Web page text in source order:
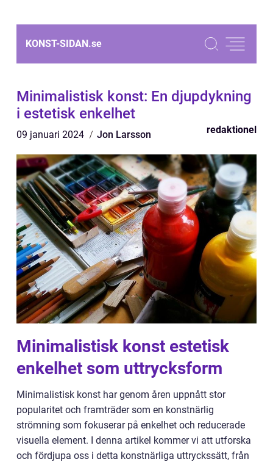
KONST-SIDAN.se
Minimalistisk konst: En djupdykning
i estetisk enkelhet
09 januari 2024 Jon Larsson redaktionel
Minimalistisk konst estetisk
enkelhet som uttrycksform
Minimalistisk konst har genom åren uppnått stor
popularitet och framträder som en konstnärlig
strömning som fokuserar på enkelhet och reducerade
visuella element. I denna artikel kommer vi att utforska
och fördjupa oss i detta konstnärliga uttryckssätt, från